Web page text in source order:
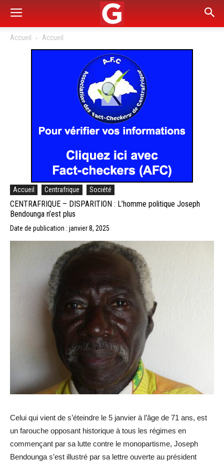
Accueil Accueil
Accueil Centrafrique Société
CENTRAFRIQUE – DISPARITION : L’homme politique Joseph
Bendounga n’est plus
Date de publication : janvier 8, 2025
Celui qui vient de s’éteindre le 5 janvier à l’âge de 71 ans, est
un farouche opposant historique à tous les régimes en
commençant par sa lutte contre le monopartisme, Joseph
Bendounga s’est illustré par sa lettre ouverte au président